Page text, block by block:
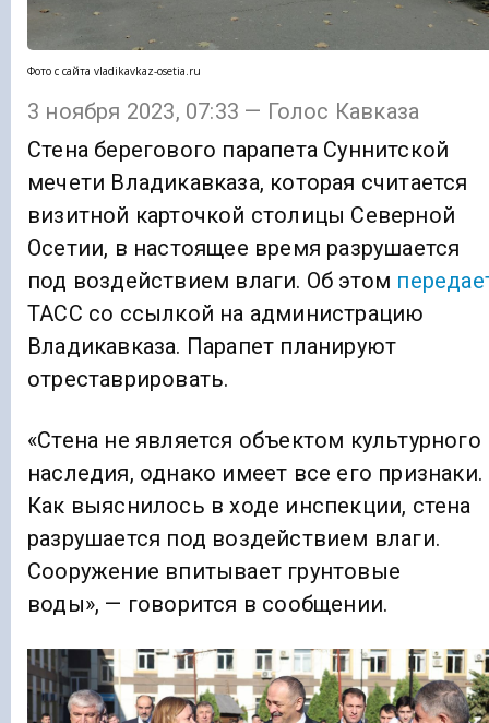
Фото с сайта vladikavkaz-osetia.ru
3 ноября 2023, 07:33 — Голос Кавказа
Стена берегового парапета Суннитской
мечети Владикавказа, которая считается
визитной карточкой столицы Северной
Осетии, в настоящее время разрушается
под воздействием влаги. Об этом
ТАСС со ссылкой на администрацию
Владикавказа. Парапет планируют
отреставрировать.
«Стена не является объектом культурного
наследия, однако имеет все его признаки.
Как выяснилось в ходе инспекции, стена
разрушается под воздействием влаги.
Сооружение впитывает грунтовые
воды», — говорится в сообщении.